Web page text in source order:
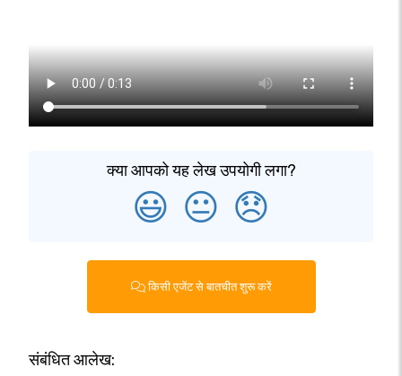
क्या आपको यह लेख उपयोगी लगा?
😃 😐 😞
किसी एजेंट से बातचीत शुरू करें
संबंधित आलेख: